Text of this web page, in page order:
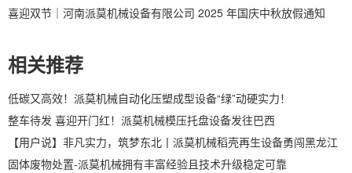
喜迎双节｜河南派莫机械设备有限公司 2025 年国庆中秋放假通知
相关推荐
低碳又高效！派莫机械自动化压塑成型设备“绿”动硬实力！
整车待发 喜迎开门红！派莫机械模压托盘设备发往巴西
【用户说】非凡实力，筑梦东北丨派莫机械稻壳再生设备勇闯黑龙江
固体废物处置-派莫机械拥有丰富经验且技术升级稳定可靠